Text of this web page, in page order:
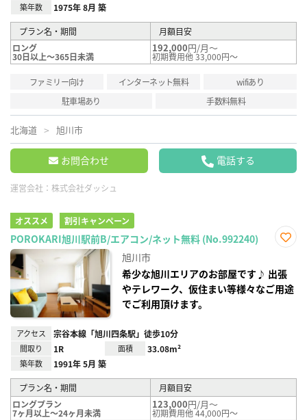
築年数 1975年 8月 築
プラン名・期間
月額目安
ロング
30日以上～365日未満
192,000円/月～
初期費用他 33,000円～
ファミリー向け インターネット無料
wifiあり
駐車場あり
手数料無料
北海道 旭川市
お問合わせ 電話する
運営会社： 株式会社ダッシュ
オススメ 割引キャンペーン
POROKARI旭川駅前B/エアコン/ネット無料 (No.992240)
り登
録
旭川市
希少な旭川エリアのお部屋です♪ 出張
やテレワーク、仮住まい等様々なご用途
でご利用頂けます。
アクセス 宗谷本線「旭川四条駅」徒歩10分
間取り 1R 面積 33.08m²
築年数 1991年 5月 築
プラン名・期間
月額目安
ロングプラン
7ヶ月以上～24ヶ月未満
123,000円/月～
初期費用他 44,000円～